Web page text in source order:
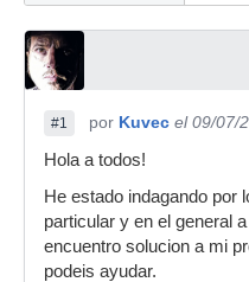
#1 por Kuvec el 09/07/
Hola a todos!
He estado indagando por
particular y en el general
encuentro solucion a mi
podeis ayudar.